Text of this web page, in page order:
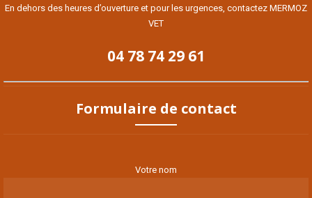
En dehors des heures d’ouverture et pour les urgences, contactez MERMOZ
VET
04 78 74 29 61
Formulaire de contact
Votre nom